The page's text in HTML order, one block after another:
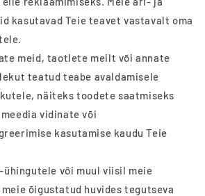
kasutavad Teie teavet vastavalt oma
meid, taotlete meilt või annate
teatud teabe avaldamisele
näiteks toodete saatmiseks
vidinate või
kasutamise kaudu Teie
või muul viisil meie
õigustatud huvides tegutseva